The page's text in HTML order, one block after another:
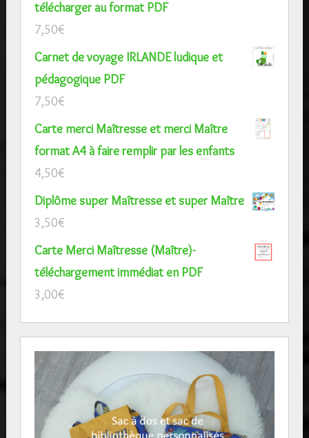
télécharger au format PDF
7,50€
Carnet de voyage IRLANDE ludique et
pédagogique PDF
7,50€
Carte merci Maîtresse et merci Maître
format A4 à faire remplir par les enfants
4,50€
Diplôme super Maîtresse et super Maître
3,50€
Carte Merci Maîtresse (Maître)-
téléchargement immédiat en PDF
3,00€